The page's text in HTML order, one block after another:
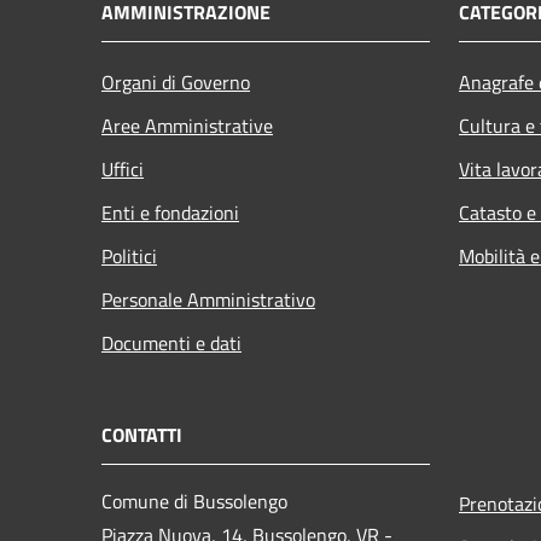
AMMINISTRAZIONE
Organi di Governo
Aree Amministrative
Uffici
Enti e fondazioni
Politici
Personale Amministrativo
Documenti e dati
Cultura
Vita
Catasto
Mobilità
CONTATTI
Comune di Bussolengo
Piazza Nuova, 14, Bussolengo, VR -